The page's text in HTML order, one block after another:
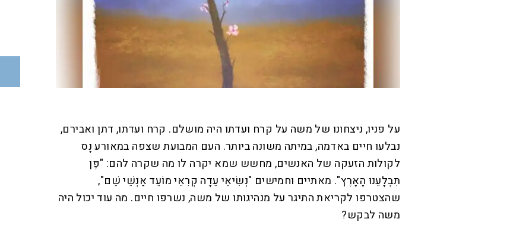
על פניו, ניצחונו של משה על קרח ועדתו היה מושלם. קרח ועדתו, דתן ואבירם,
נבלעו חיים באדמה, במיתה משונה ביותר. העם המבועת שצפה במאורע נָס
לקולות הזעקה של האנשים, מחשש שמא יקרה לו מה שקרה להם: "פֶּן
תִּבְלָעֵנוּ הָאָרֶץ". מאתיים וחמישים "נְשִׂיאֵי עֵדָה קְרִאֵי מוֹעֵד אַנְשֵׁי שֵׁם",
שהצטרפו לקריאת התיגר על מנהיגותו של משה, נשרפו חיים. מה עוד יכול היה
משה לבקש?